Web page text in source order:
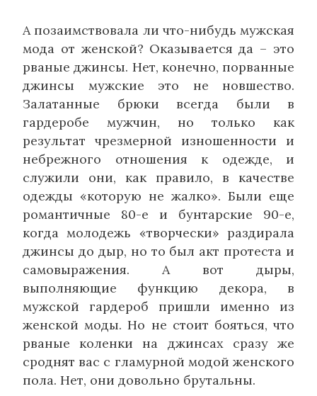
А позаимствовала ли что-нибудь мужская
мода от женской? Оказывается да – это
рваные джинсы. Нет, конечно, порванные
джинсы мужские это не новшество.
Залатанные брюки всегда были в
гардеробе мужчин, но только как
результат чрезмерной изношенности и
небрежного отношения к одежде, и
служили они, как правило, в качестве
одежды «которую не жалко». Были еще
романтичные 80-е и бунтарские 90-е,
когда молодежь «творчески» раздирала
джинсы до дыр, но то был акт протеста и
самовыражения. А вот дыры,
выполняющие функцию декора, в
мужской гардероб пришли именно из
женской моды. Но не стоит бояться, что
рваные коленки на джинсах сразу же
сроднят вас с гламурной модой женского
пола. Нет, они довольно брутальны.